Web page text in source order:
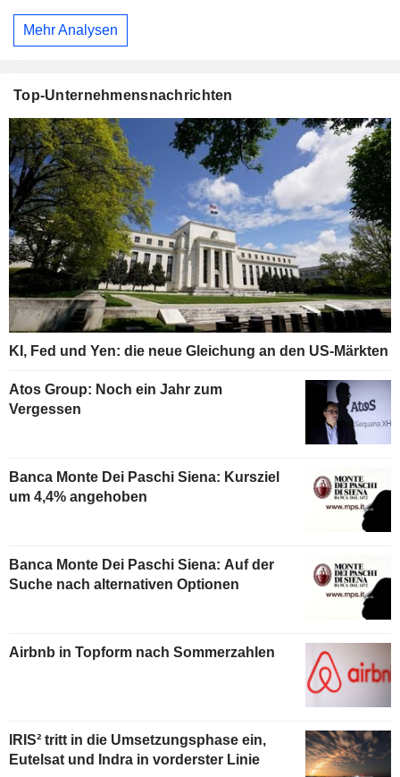
Mehr Analysen
Top-Unternehmensnachrichten
KI, Fed und Yen: die neue Gleichung an den US-Märkten
Atos Group: Noch ein Jahr zum
Vergessen
Banca Monte Dei Paschi Siena: Kursziel
um 4,4% angehoben
Banca Monte Dei Paschi Siena: Auf der
Suche nach alternativen Optionen
Airbnb in Topform nach Sommerzahlen
IRIS² tritt in die Umsetzungsphase ein,
Eutelsat und Indra in vorderster Linie